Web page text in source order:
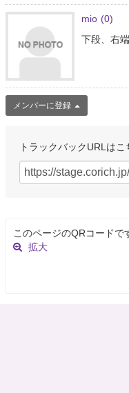
mio (0)
下段、右
メンバーに登録
トラックバックURLはこ
このページのQRコードで
拡大